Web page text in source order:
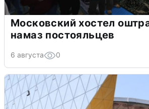
Московский хостел
намаз постояльцев
6 августа 0